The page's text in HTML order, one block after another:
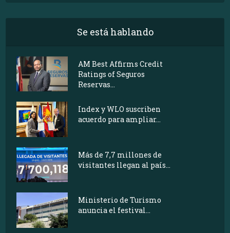
Se está hablando
AM Best Affirms Credit
Ratings of Seguros
Reservas...
Index y WLO suscriben
acuerdo para ampliar...
Más de 7,7 millones de
visitantes llegan al país...
Ministerio de Turismo
anuncia el festival...